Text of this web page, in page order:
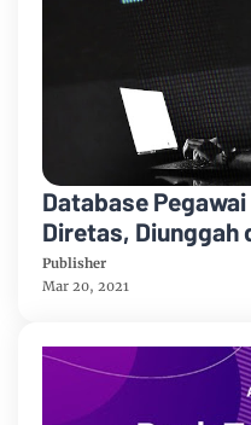
Database
Diretas, Diunggah
Publisher
Mar 20, 2021